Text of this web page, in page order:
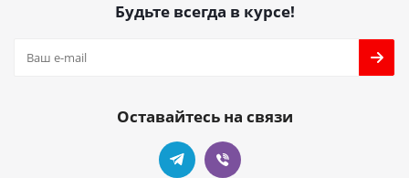
Будьте всегда в курсе!
Оставайтесь на связи